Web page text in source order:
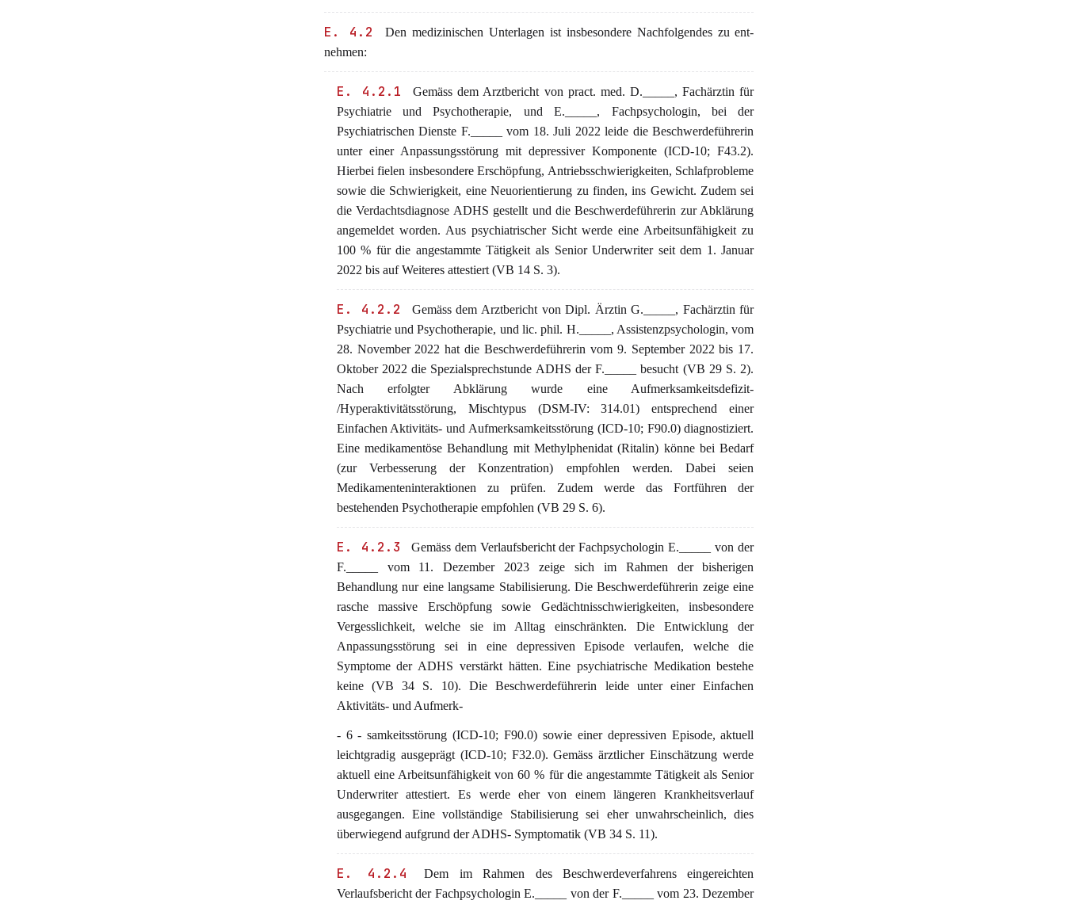
E. 4.2
Den medizinischen Unterlagen ist insbesondere Nachfolgendes zu ent-
nehmen:
E. 4.2.1
Gemäss dem Arztbericht von pract. med. D._____, Fachärztin für
Psychiatrie und Psychotherapie, und E._____, Fachpsychologin, bei der
Psychiatrischen Dienste F._____ vom 18. Juli 2022 leide die Beschwerdeführerin
unter einer Anpassungsstörung mit depressiver Komponente (ICD-10; F43.2).
Hierbei fielen insbesondere Erschöpfung, Antriebsschwierigkeiten, Schlafprobleme
sowie die Schwierigkeit, eine Neuorientierung zu finden, ins Gewicht. Zudem sei
die Verdachtsdiagnose ADHS gestellt und die Beschwerdeführerin zur Abklärung
angemeldet worden. Aus psychiatrischer Sicht werde eine Arbeitsunfähigkeit zu
100 % für die angestammte Tätigkeit als Senior Underwriter seit dem 1. Januar
2022 bis auf Weiteres attestiert (VB 14 S. 3).
E. 4.2.2
Gemäss dem Arztbericht von Dipl. Ärztin G._____, Fachärztin für
Psychiatrie und Psychotherapie, und lic. phil. H._____, Assistenzpsychologin, vom
28. November 2022 hat die Beschwerdeführerin vom 9. September 2022 bis 17.
Oktober 2022 die Spezialsprechstunde ADHS der F._____ besucht (VB 29 S. 2).
Nach erfolgter Abklärung wurde eine Aufmerksamkeitsdefizit-
/Hyperaktivitätsstörung, Mischtypus (DSM-IV: 314.01) entsprechend einer
Einfachen Aktivitäts- und Aufmerksamkeitsstörung (ICD-10; F90.0) diagnostiziert.
Eine medikamentöse Behandlung mit Methylphenidat (Ritalin) könne bei Bedarf
(zur Verbesserung der Konzentration) empfohlen werden. Dabei seien
Medikamenteninteraktionen zu prüfen. Zudem werde das Fortführen der
bestehenden Psychotherapie empfohlen (VB 29 S. 6).
E. 4.2.3
Gemäss dem Verlaufsbericht der Fachpsychologin E._____ von der
F._____ vom 11. Dezember 2023 zeige sich im Rahmen der bisherigen
Behandlung nur eine langsame Stabilisierung. Die Beschwerdeführerin zeige eine
rasche massive Erschöpfung sowie Gedächtnisschwierigkeiten, insbesondere
Vergesslichkeit, welche sie im Alltag einschränkten. Die Entwicklung der
Anpassungsstörung sei in eine depressiven Episode verlaufen, welche die
Symptome der ADHS verstärkt hätten. Eine psychiatrische Medikation bestehe
keine (VB 34 S. 10). Die Beschwerdeführerin leide unter einer Einfachen
Aktivitäts- und Aufmerk-
- 6 - samkeitsstörung (ICD-10; F90.0) sowie einer depressiven Episode, aktuell
leichtgradig ausgeprägt (ICD-10; F32.0). Gemäss ärztlicher Einschätzung werde
aktuell eine Arbeitsunfähigkeit von 60 % für die angestammte Tätigkeit als Senior
Underwriter attestiert. Es werde eher von einem längeren Krankheitsverlauf
ausgegangen. Eine vollständige Stabilisierung sei eher unwahrscheinlich, dies
überwiegend aufgrund der ADHS- Symptomatik (VB 34 S. 11).
E. 4.2.4
Dem im Rahmen des Beschwerdeverfahrens eingereichten
Verlaufsbericht der Fachpsychologin E._____ von der F._____ vom 23. Dezember